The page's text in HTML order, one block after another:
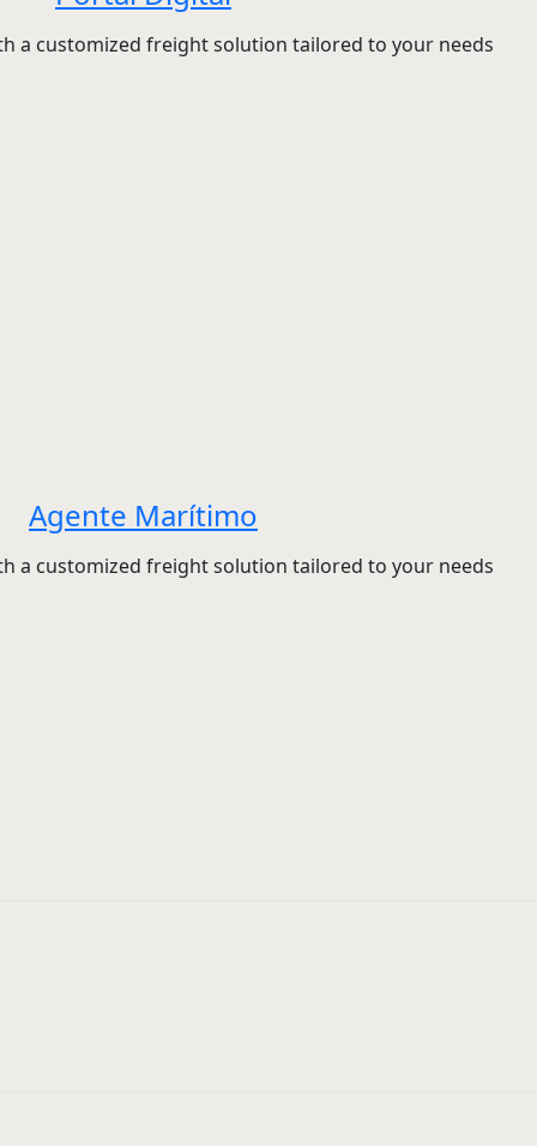
a customized freight solution tailored to your needs
Agente Marítimo
a customized freight solution tailored to your needs